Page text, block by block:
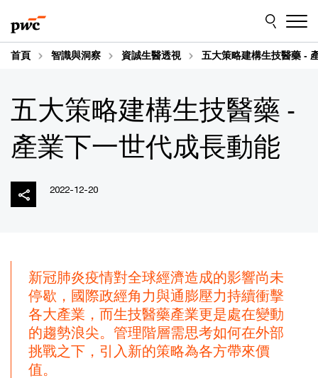
to
content
to
footer
首頁 智識與洞察 資誠生醫透視 五大策略建構生技醫藥 -
五大策略建構生技醫藥 -
產業下一世代成長動能
2022-12-20
新冠肺炎疫情對全球經濟造成的影響尚未
停歇，國際政經角力與通膨壓力持續衝擊
各大產業，而生技醫藥產業更是處在變動
的趨勢浪尖。管理階層需思考如何在外部
挑戰之下，引入新的策略為各方帶來價
值。